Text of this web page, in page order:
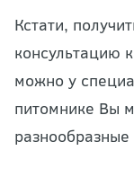
Кстати,
консультацию
можно у
питомнике Вы